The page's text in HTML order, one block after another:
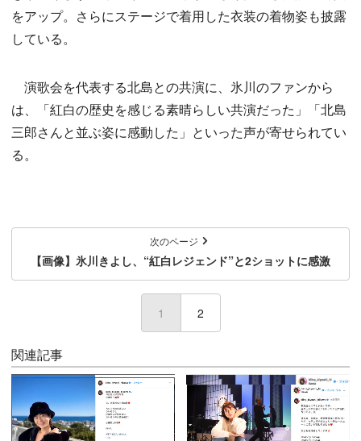
をアップ。さらにステージで着用した衣装の着物姿も披露
している。
演歌会を代表する北島との共演に、氷川のファンから
は、「紅白の歴史を感じる素晴らしい共演だった」「北島
三郎さんと並ぶ姿に感動した」といった声が寄せられてい
る。
次のページ
【画像】氷川きよし、“紅白レジェンド”と2ショットに感激
1 (current)
2
関連記事